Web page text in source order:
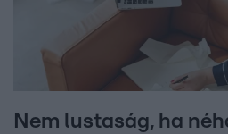
Nem lustaság, ha